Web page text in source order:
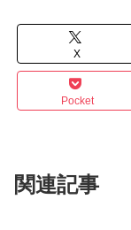
X
Pocket
関連記事